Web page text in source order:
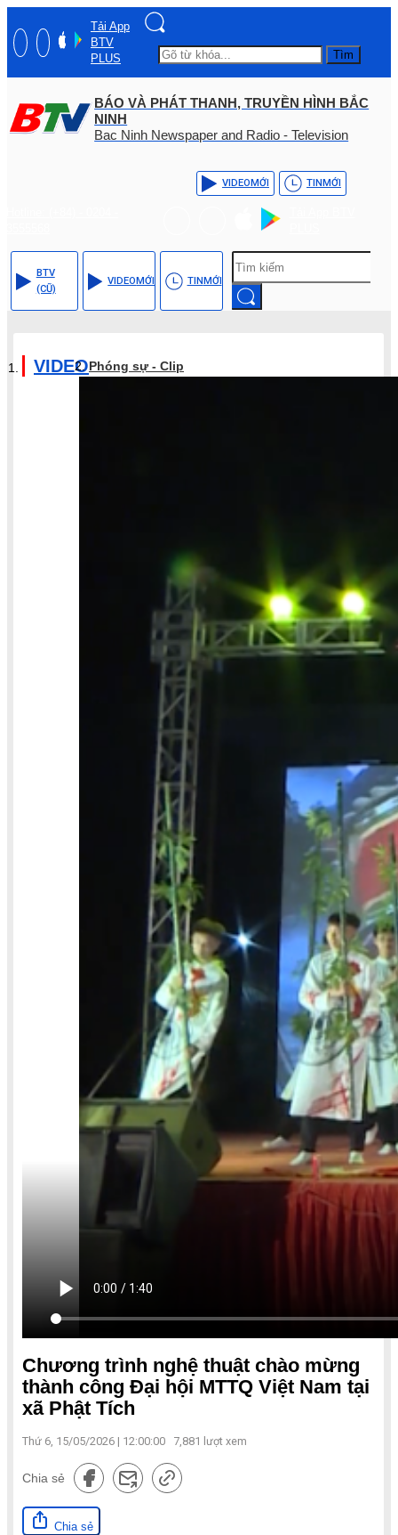
Tải App
BTV
PLUS
Tìm
BÁO VÀ PHÁT THANH, TRUYỀN HÌNH BẮC
NINH
Bac Ninh Newspaper and Radio - Television
VIDEOMỚI TINMỚI
BTV
(CŨ)
VIDEOMỚI TINMỚI
VIDEOPhóng sự - Clip
Chương trình nghệ thuật chào mừng
thành công Đại hội MTTQ Việt Nam tại
xã Phật Tích
Thứ 6, 15/05/2026 | 12:00:00 7,881 lượt xem
Chia sẻ
Chia sẻ